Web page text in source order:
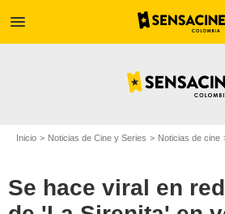
menu
Inicio Noticias de Cine y Series Noticias de cine
Se hace viral en